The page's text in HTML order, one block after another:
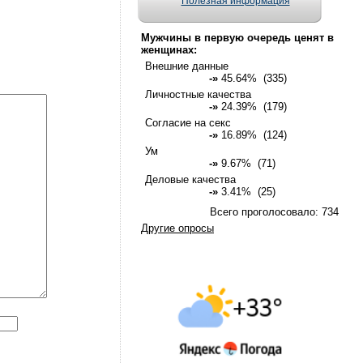
Мужчины в первую очередь ценят в
женщинах:
Внешние данные
-» 45.64% (335)
Личностные качества
-» 24.39% (179)
Согласие на секс
-» 16.89% (124)
Ум
-» 9.67% (71)
Деловые качества
-» 3.41% (25)
Всего проголосовало: 734
Другие опросы